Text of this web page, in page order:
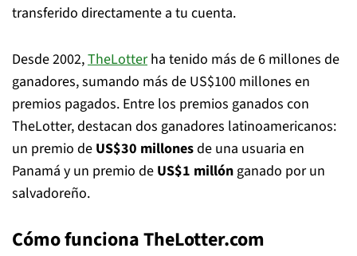
transferido directamente a tu cuenta.
Desde 2002,TheLotterha tenido más de 6 millones de
ganadores, sumando más de US$100 millones en
premios pagados. Entre los premios ganados con
TheLotter, destacan dos ganadores latinoamericanos:
un premio de US$30 millonesde una usuaria en
Panamá y un premio de US$1 millónganado por un
salvadoreño.
Cómo funciona TheLotter.com